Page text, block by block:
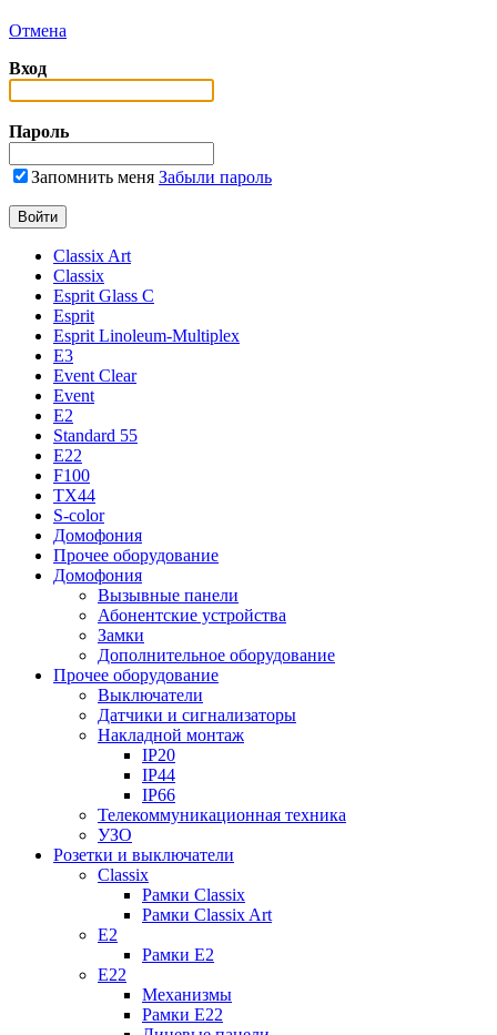
Отмена
Вход
Пароль
Запомнить меня Забыли пароль
Classix Art
Classix
Esprit Glass C
Esprit
Esprit Linoleum-Multiplex
E3
Event Clear
Event
E2
Standard 55
E22
F100
TX44
S-color
Домофония
Прочее оборудование
Домофония
Вызывные панели
Абонентские устройства
Замки
Дополнительное оборудование
Прочее оборудование
Выключатели
Датчики и сигнализаторы
Накладной монтаж
IP20
IP44
IP66
Телекоммуникационная техника
УЗО
Розетки и выключатели
Classix
Рамки Classix
Рамки Classix Art
E2
Рамки E2
E22
Механизмы
Рамки E22